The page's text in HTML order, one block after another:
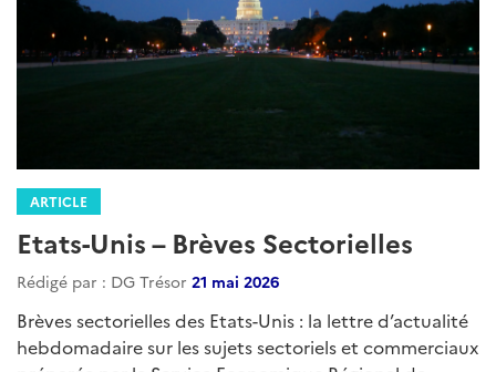
ARTICLE
Etats-Unis – Brèves Sectorielles
17 juillet 2026
hebdomadaire sur les sujets sectoriels et commerciaux
préparée par le Service Economique Régional de
Washington....
Lire la suite
:
infrastructure
numerique climat
agroalimentaire
Etats-Unis Distribution
industrie
divertissement
propriete-intellectuelle
commerce-usa